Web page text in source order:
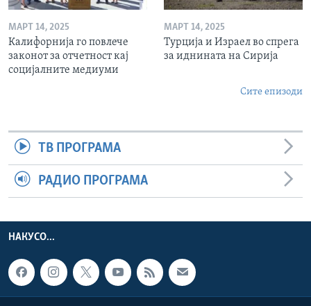
МАРТ 14, 2025
Калифорнија го повлече
законот за отчетност кај
социјалните медиуми
МАРТ 14, 2025
Турција и Израел во спрега
за иднината на Сирија
Сите епизоди
ТВ ПРОГРАМА
РАДИО ПРОГРАМА
НАКУСО...